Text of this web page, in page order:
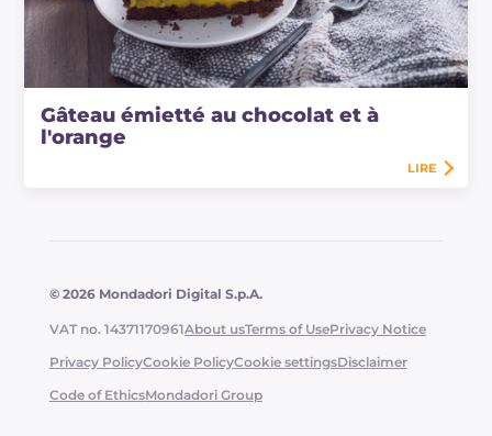
Gâteau émietté au chocolat et à
l'orange
LIRE
© 2026 Mondadori Digital S.p.A.
VAT no. 14371170961About usTerms of UsePrivacy Notice
Privacy PolicyCookie PolicyCookie settingsDisclaimer
Code of EthicsMondadori Group